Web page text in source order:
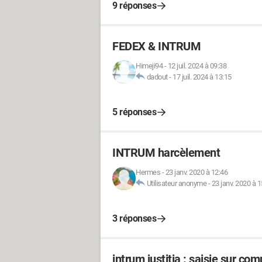
9 réponses
FEDEX & INTRUM
Himeji94- 12 juil. 2024 à 09:38
dadout- 17 juil. 2024 à 13:15
5 réponses
INTRUM harcèlement
Hermes -23 janv. 2020 à 12:46
Utilisateur anonyme-23 janv. 2020 à
3 réponses
intrum justitia : saisie sur